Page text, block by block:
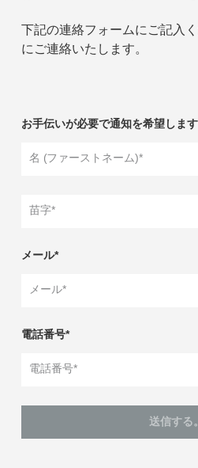
下記の連絡フォームにご記入
にご連絡いたします。
お手伝いが必要で通知を希望しま
名 (ファーストネーム)*
苗字*
メール*
メール*
電話番号*
電話番号*
送信する。